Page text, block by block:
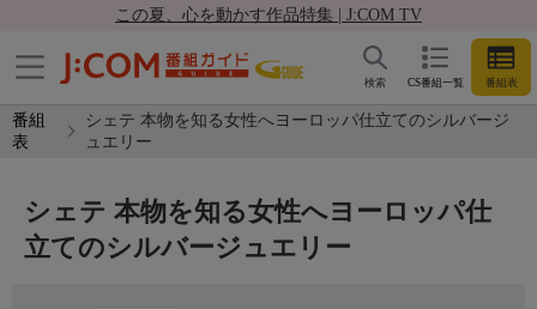
この夏、心を動かす作品特集 | J:COM TV
CS番組一覧 番組表
検索
番組
表
シェテ 本物を知る女性へヨーロッパ仕立てのシルバージ
ュエリー
シェテ 本物を知る女性へヨーロッパ仕
立てのシルバージュエリー